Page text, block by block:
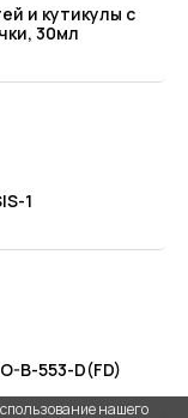
и кутикулы с
30мл
1
B-553-D(FD)
нашего